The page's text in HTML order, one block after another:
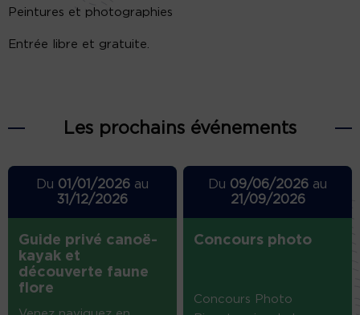
Peintures et photographies
Entrée libre et gratuite.
Les prochains événements
Du 01/01/2026au
31/12/2026
Guide privé canoë-
kayak et
découverte faune
flore
Du 09/06/2026 au
21/09/2026
Concours photo
Concours Photo